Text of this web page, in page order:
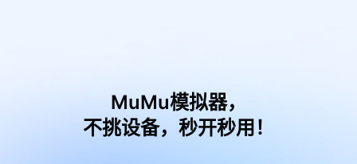
MuMu模拟器，
不挑设备，秒开秒用！